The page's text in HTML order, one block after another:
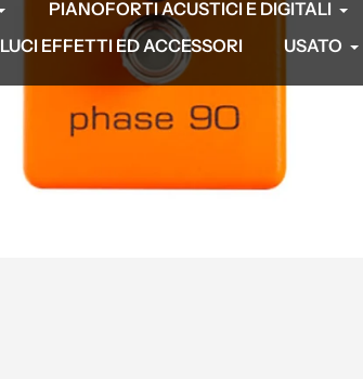
PIANOFORTI ACUSTICI E DIGITALI
LUCI EFFETTI ED ACCESSORI USATO